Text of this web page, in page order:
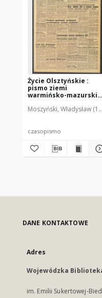
Życie Olsztyńskie :
pismo ziemi
warmińsko-mazurskiej,
Moszyński, Władysław
czasopismo
DANE KONTAKTOWE
Adres
Wojewódzka
im. Emilii Sukertowej-